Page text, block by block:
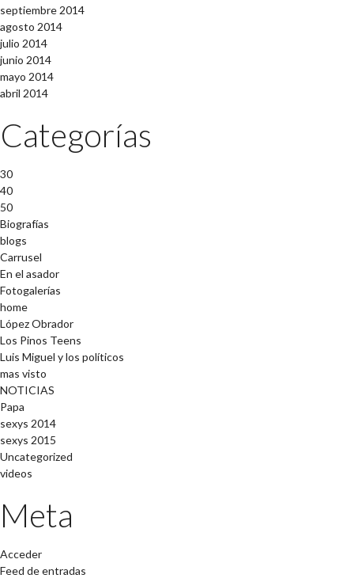
septiembre 2014
agosto 2014
julio 2014
junio 2014
mayo 2014
abril 2014
Categorías
30
40
50
Biografías
blogs
Carrusel
En el asador
Fotogalerías
home
López Obrador
Los Pinos Teens
Luis Miguel y los políticos
mas visto
NOTICIAS
Papa
sexys 2014
sexys 2015
Uncategorized
videos
Meta
Acceder
Feed de entradas